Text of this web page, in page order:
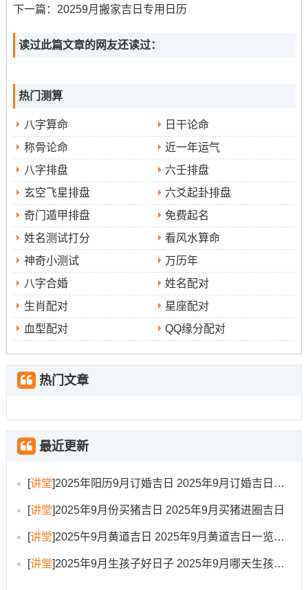
乙巳年乙酉月壬辰日（公历2025年9月20日...星期
六）：此日“天刑”值神。宜于嫁娶、纳采、祭祀、开光、
出行、拆卸、修造、动土、进人口、入宅、破土、安葬
忌讳开市、掘井、开渠、造桥跟造船.此日冲狗煞南 生肖狗
不宜在此日操办大事。
修坟风水讲究
修坟动土之事；关乎阴阳两宅之气运 故而风水上的讲究尤
为重要- 需悉心留意方能安稳顺遂！
太岁与岁破：2025年为乙巳年太岁方位位于东南方。此
方位不宜轻易动土、挖掘~以免触犯太岁...
与太岁相对的方位是岁破方。位于西北方；此方位亦宜静
不宜动，修坟时应尽量避开正对或大动在这两个方位...
三煞位:2025年的三煞位在东方。三煞方代表了一种凶煞
之气 -通常不宜在此方位进行兴造、动土等工程...
若因实际情况无法完全避开；则应选择吉日吉时并考虑采
修坟注意事项
多细节必须留心；这些细节同样关系到活动的顺利与否再
择吉时而动:选定了吉日，还需选择当日的良辰吉时开始
巳时”（9:00-10：59）、“丁酉时”（17:00-18:59）等！
下一篇： 20259月搬家吉日专用日历
读过此篇文章的网友还读过：
热门测算
八字算命
日干论命
称骨论命
近一年运气
八字排盘
六壬排盘
玄空飞星排盘
六爻起卦排盘
奇门遁甲排盘
免费起名
姓名测试打分
看风水算命
神奇小测试
万历年
八字合婚
姓名配对
生肖配对
星座配对
血型配对
QQ缘分配对
热门文章
最近更新
[讲堂]2025年阳历9月订婚吉日 2025年9月订婚吉日有哪几天
[讲堂]2025年9月份买猪吉日 2025年9月买猪进圈吉日
[讲堂]2025午9月黄道吉日 2025年9月黄道吉日一览表大全
[讲堂]2025年9月生孩子好日子 2025年9月哪天生孩子比较好